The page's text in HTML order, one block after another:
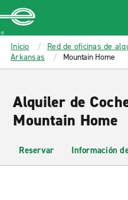
MAIN
CONTENT
Enterprise
Inicio Red de oficinas de
Arkansas
Mountain Home
Alquiler de
Mountain Home
Reservar Información